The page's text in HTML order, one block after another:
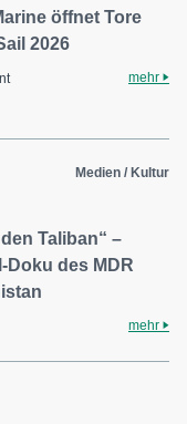
öffnet Tore
2026
mehr
Medien / Kultur
Taliban“ –
Doku des MDR
mehr